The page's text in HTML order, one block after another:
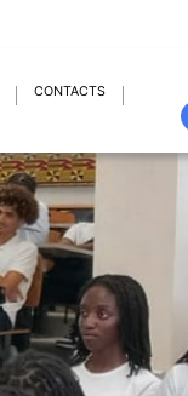
CONTACTS